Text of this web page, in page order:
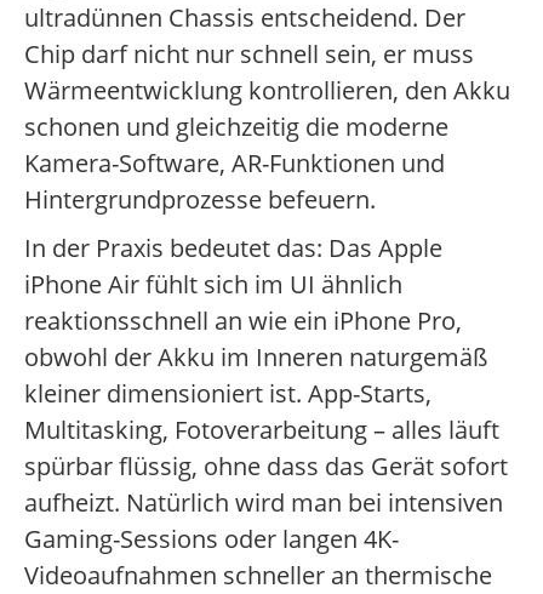
ultradünnen Chassis entscheidend. Der
Chip darf nicht nur schnell sein, er muss
Wärmeentwicklung kontrollieren, den Akku
schonen und gleichzeitig die moderne
Kamera-Software, AR-Funktionen und
Hintergrundprozesse befeuern.
In der Praxis bedeutet das: Das Apple
iPhone Air fühlt sich im UI ähnlich
reaktionsschnell an wie ein iPhone Pro,
obwohl der Akku im Inneren naturgemäß
kleiner dimensioniert ist. App-Starts,
Multitasking, Fotoverarbeitung – alles läuft
spürbar flüssig, ohne dass das Gerät sofort
aufheizt. Natürlich wird man bei intensiven
Gaming-Sessions oder langen 4K-
Videoaufnahmen schneller an thermische